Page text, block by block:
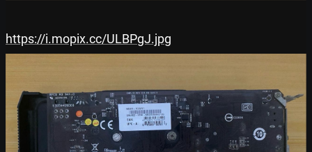
https://i.mopix.cc/ULBPgJ.jpg